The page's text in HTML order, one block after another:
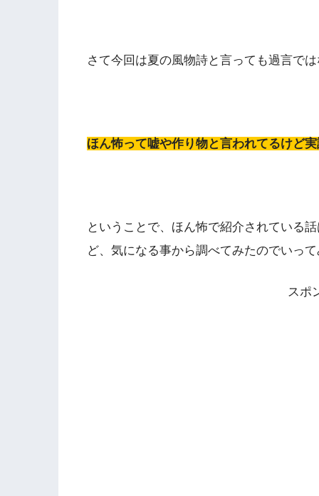
さて今回は夏の風物詩と言っても過言で
ほん怖って嘘や作り物と言われてるけど
ということで、ほん怖で紹介されている
ど、気になる事から調べてみたのでいって
スポ